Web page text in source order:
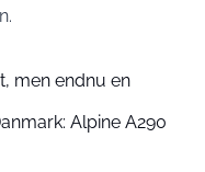
men endnu en
Alpine A290